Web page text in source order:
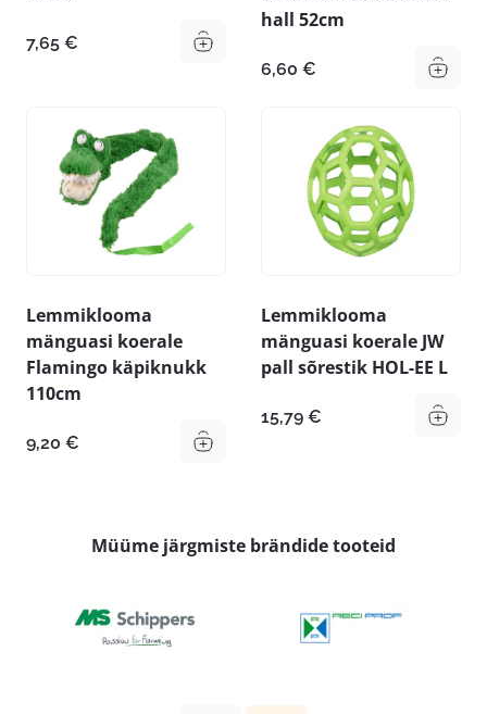
7,65 €
hall 52cm
6,60 €
Lemmiklooma
mänguasi koerale
Flamingo käpiknukk
110cm
9,20 €
Lemmiklooma
mänguasi koerale JW
pall sõrestik HOL-EE L
15,79 €
Müüme järgmiste brändide tooteid